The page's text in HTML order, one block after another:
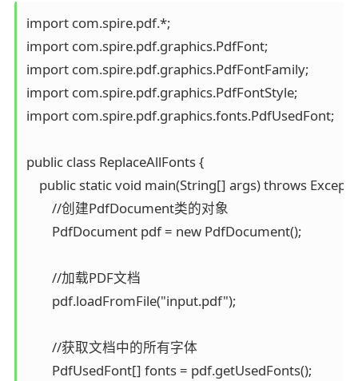
import com.spire.pdf.*;
import com.spire.pdf.graphics.PdfFont;
import com.spire.pdf.graphics.PdfFontFamily;
import com.spire.pdf.graphics.PdfFontStyle;
import com.spire.pdf.graphics.fonts.PdfUsedFont;
public class ReplaceAllFonts {
public static void main(String[] args) throws
        //创建PdfDocument类的对象
        PdfDocument pdf = new PdfDocument();
        //加载PDF文档
        pdf.loadFromFile("input.pdf");
        //获取文档中的所有字体
        PdfUsedFont[] fonts = pdf.getUsedFonts();